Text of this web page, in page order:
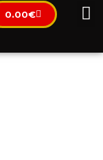
0.00€